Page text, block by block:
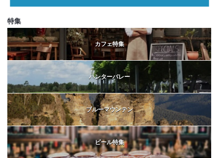
特集
カフェ特集
ハンターバレー
ブルーマウンテン
ビール特集